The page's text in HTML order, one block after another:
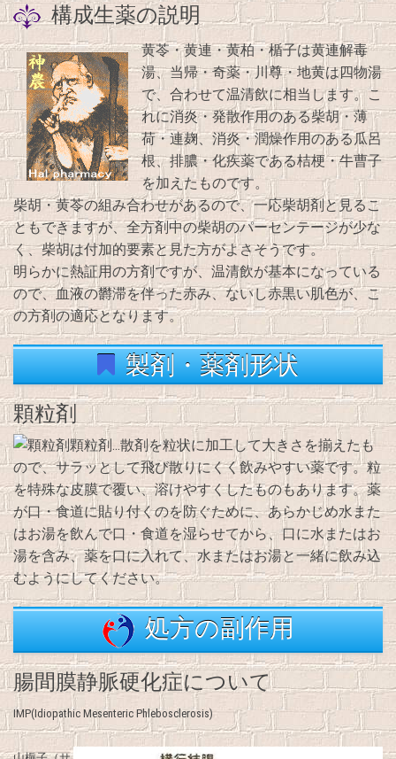
構成生薬の説明
黄苓・黄連・黄柏・楯子は黄連解毒
湯、当帰・奇薬・川尊・地黄は四物湯
で、合わせて温清飲に相当します。こ
れに消炎・発散作用のある柴胡・薄
荷・連麹、消炎・潤燥作用のある瓜呂
根、排膿・化疾薬である桔梗・牛曹子
を加えたものです。
柴胡・黄苓の組み合わせがあるので、一応柴胡剤と見るこ
ともできますが、全方剤中の柴胡のパーセンテージが少な
く、柴胡は付加的要素と見た方がよさそうです。
明らかに熱証用の方剤ですが、温清飲が基本になっている
ので、血液の欝滞を伴った赤み、ないし赤黒い肌色が、こ
の方剤の適応となります。
製剤・薬剤形状
顆粒剤
顆粒剤…散剤を粒状に加工して大きさを揃えたも
ので、サラッとして飛び散りにくく飲みやすい薬です。粒
を特殊な皮膜で覆い、溶けやすくしたものもあります。薬
が口・食道に貼り付くのを防ぐために、あらかじめ水また
はお湯を飲んで口・食道を湿らせてから、口に水またはお
湯を含み、薬を口に入れて、水またはお湯と一緒に飲み込
むようにしてください。
処方の副作用
腸間膜静脈硬化症について
IMP(Idiopathic Mesenteric Phlebosclerosis)